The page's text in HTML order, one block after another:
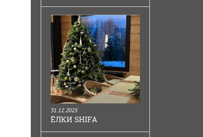
31.12.2025
ЁЛКИ SHIFA